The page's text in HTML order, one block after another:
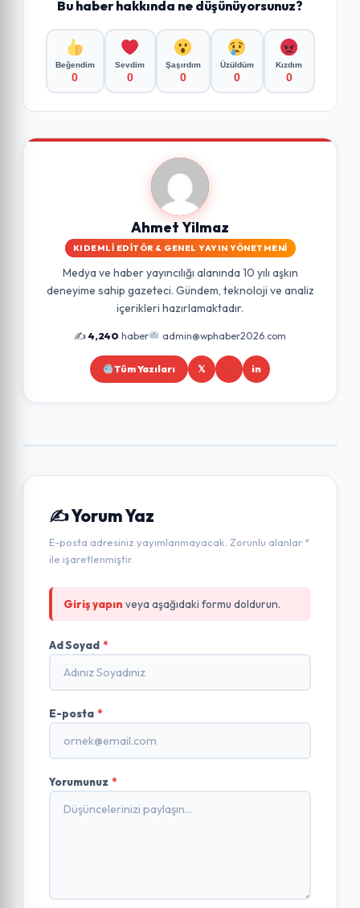
Bu haber hakkında ne düşünüyorsunuz?
Beğendim
0
Sevdim
0
Şaşırdım
0
Üzüldüm
0
Kızdım
0
Ahmet Yilmaz
KIDEMLI EDITÖR & GENEL YAYIN YÖNETMENI
Medya ve haber yayıncılığı alanında 10 yılı aşkın
deneyime sahip gazeteci. Gündem, teknoloji ve analiz
içerikleri hazırlamaktadır.
✍️4,240 haber admin@wphaber2026.com
Tüm Yazıları 𝕏 in
✍️ Yorum Yaz
E-posta adresiniz yayımlanmayacak. Zorunlu alanlar *
ile işaretlenmiştir.
Giriş yapın veya aşağıdaki formu doldurun.
Ad Soyad *
E-posta *
Yorumunuz *